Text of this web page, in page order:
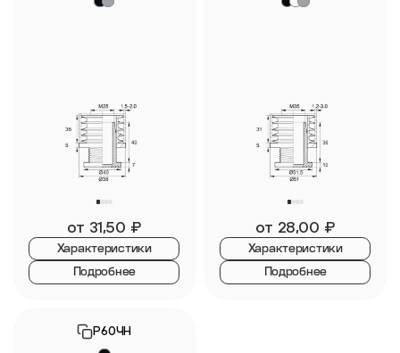
от 31,50 ₽
Характеристики
Подробнее
от 28,00 ₽
Характеристики
Подробнее
Р60ЧН